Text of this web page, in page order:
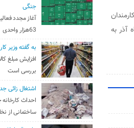
آذر به
جنگی
آغاز مجدد
63هزار واحدی
به گفته وزیر کار
افزایش مبلغ
بررسی است
اشتغال زائی
احداث
ساختمانی از